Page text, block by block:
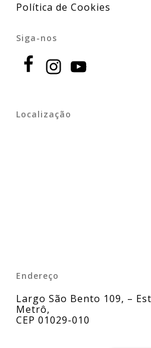
Política de Cookies
Siga-nos
Localização
Endereço
Largo São Bento 109, –
Metrô,
CEP 01029-010